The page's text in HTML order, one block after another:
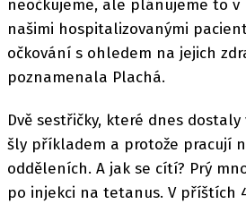
neočkujeme, ale plánujeme to v
našimi hospitalizovanými
očkování s ohledem na jejich
poznamenala Plachá.
Dvě sestřičky, které dnes dostaly
šly příkladem a protože pracují
odděleních. A jak se cítí? Prý
po injekci na tetanus. V příštích